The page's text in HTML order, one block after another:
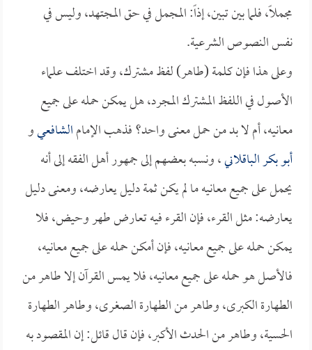
مجملاً، فلما بين تبين، إذاً: المجمل في حق المجتهد، وليس في
نفس النصوص الشرعية.
وعلى هذا فإن كلمة (طاهر) لفظ مشترك، وقد اختلف علماء
الأصول في اللفظ المشترك المجرد، هل يمكن حمله على جميع
معانيه، أم لا بد من حمل معنى واحد؟ فذهب الإمامالشافعيو
أبو بكر الباقلاني، ونسبه بعضهم إلى جمهور أهل الفقه إلى أنه
يحمل على جميع معانيه ما لم يكن ثمة دليل يعارضه، ومعنى دليل
يعارضه: مثل القرء، فإن القرء فيه تعارض طهر وحيض، فلا
يمكن حمله على جميع معانيه، فإن أمكن حمله على جميع معانيه،
فالأصل هو حمله على جميع معانيه، فلا يمس القرآن إلا طاهر من
الطهارة الكبرى، وطاهر من الطهارة الصغرى، وطاهر الطهارة
الحسية، وطاهر من الحدث الأكبر، فإن قال قائل: إن المقصود به